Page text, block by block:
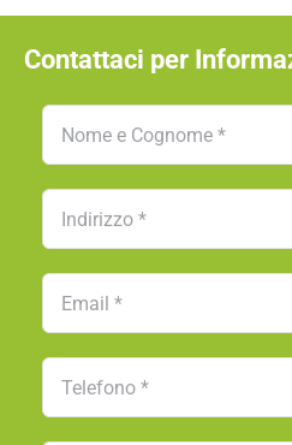
Contattaci per